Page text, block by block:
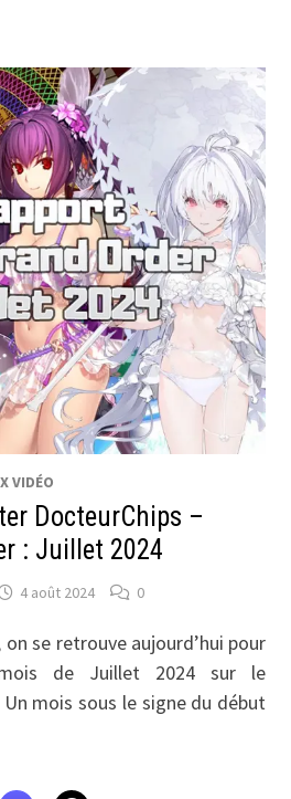
VIDÉO
DocteurChips –
: Juillet 2024
4 août 2024 0
se retrouve aujourd’hui pour
de Juillet 2024 sur le
Un mois sous le signe du début